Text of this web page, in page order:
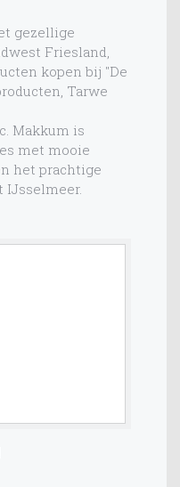
gezellige
Friesland,
kopen bij "De
Tarwe
Makkum is
met mooie
het prachtige
IJsselmeer.